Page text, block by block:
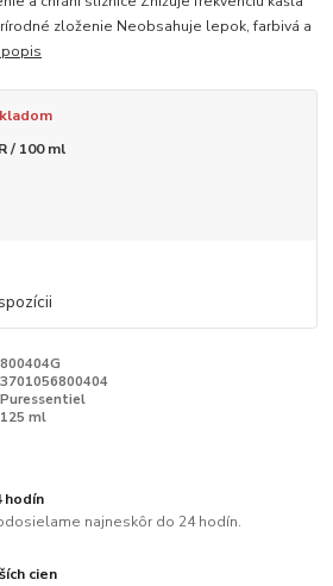
zloženie Neobsahuje lepok, farbivá a
/ 100 ml
800404G
3701056800404
Puressentiel
125 ml
hodín
najneskôr do 24 hodín.
cien